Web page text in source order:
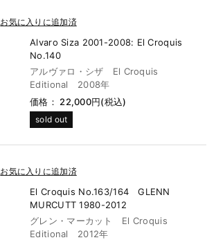
お気に入りに追加済
Alvaro Siza 2001-2008: El Croquis
No.140
アルヴァロ・シザ El Croquis
Editional 2008年
価格： 22,000円(税込)
sold out
お気に入りに追加済
El Croquis No.163/164 GLENN
MURCUTT 1980-2012
グレン・マーカット El Croquis
Editional 2012年